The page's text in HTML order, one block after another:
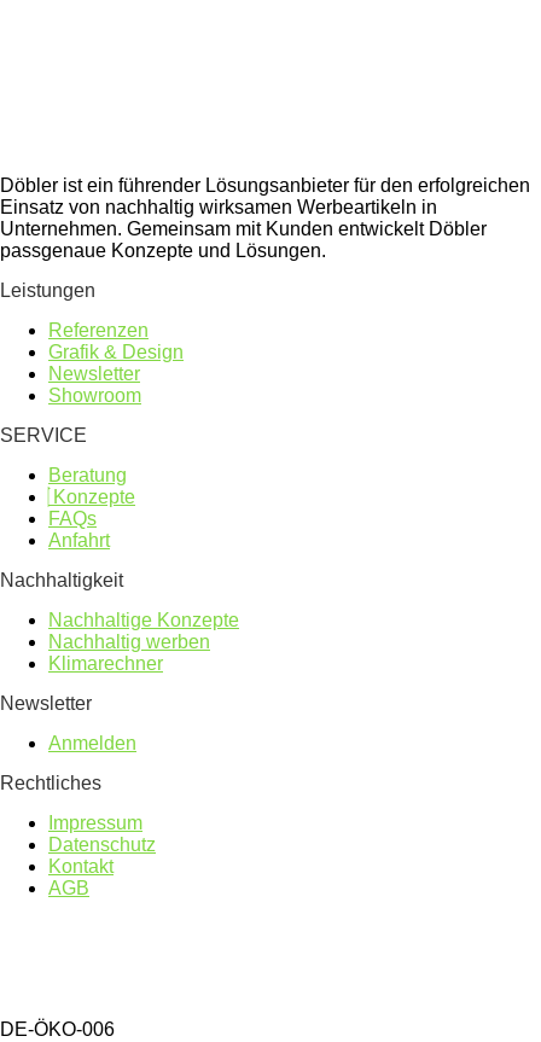
Döbler ist ein führender Lösungsanbieter für den erfolgreichen
Einsatz von nachhaltig wirksamen Werbeartikeln in
Unternehmen. Gemeinsam mit Kunden entwickelt Döbler
passgenaue Konzepte und Lösungen.
Leistungen
Referenzen
Grafik & Design
Newsletter
Showroom
SERVICE
Beratung
Konzepte
FAQs
Anfahrt
Nachhaltigkeit
Nachhaltige Konzepte
Nachhaltig werben
Klimarechner
Newsletter
Anmelden
Rechtliches
Impressum
Datenschutz
Kontakt
AGB
DE-ÖKO-006